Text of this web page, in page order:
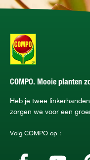
COMPO. Mooie planten
Heb je twee
zorgen we voor een
Volg COMPO op :